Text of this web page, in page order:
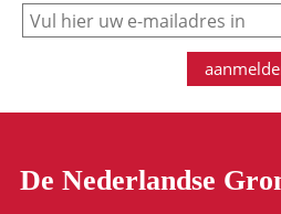
e-
De Nederlandse